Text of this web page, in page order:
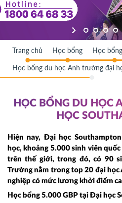
Trang chủ Học bổng Học
Học bổng du học Anh trường đại
HỌC BỔNG DU HỌC
HỌC
Hiện nay, Đại học
học, khoảng 5.000 sinh viên
trên thế giới, trong đó, có 90
Trường nằm trong top 20 đại học
nghiệp có mức lương khởi điểm
Học bổng 5.000 GBP tại Đại học